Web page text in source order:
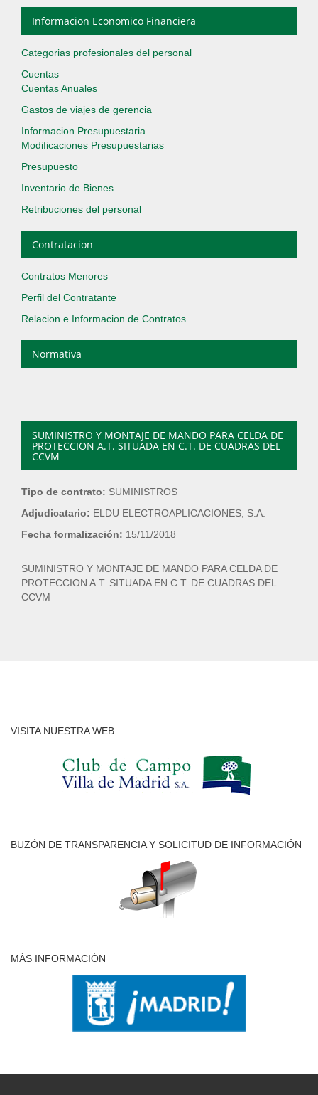
Informacion Economico Financiera
Categorias profesionales del personal
Cuentas
Cuentas Anuales
Gastos de viajes de gerencia
Informacion Presupuestaria
Modificaciones Presupuestarias
Presupuesto
Inventario de Bienes
Retribuciones del personal
Contratacion
Contratos Menores
Perfil del Contratante
Relacion e Informacion de Contratos
Normativa
SUMINISTRO Y MONTAJE DE MANDO PARA CELDA DE
PROTECCION A.T. SITUADA EN C.T. DE CUADRAS DEL
CCVM
Tipo de contrato: SUMINISTROS
Adjudicatario: ELDU ELECTROAPLICACIONES, S.A.
Fecha formalización: 15/11/2018
SUMINISTRO Y MONTAJE DE MANDO PARA CELDA DE
PROTECCION A.T. SITUADA EN C.T. DE CUADRAS DEL
CCVM
VISITA NUESTRA WEB
BUZÓN DE TRANSPARENCIA Y SOLICITUD DE INFORMACIÓN
MÁS INFORMACIÓN